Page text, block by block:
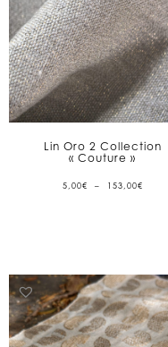
Lin Oro 2 Collection
« Couture »
5,00€ – 153,00€PLAGE
DE